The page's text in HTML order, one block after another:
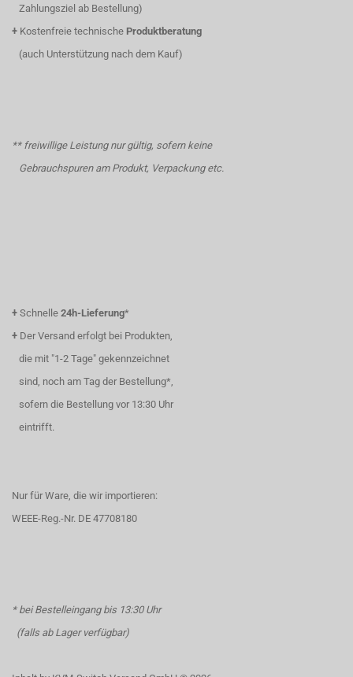
Zahlungsziel ab Bestellung)
+ Kostenfreie technische Produktberatung
(auch Unterstützung nach dem Kauf)
** freiwillige Leistung nur gültig, sofern keine
Gebrauchspuren am Produkt, Verpackung etc.
+ Schnelle 24h-Lieferung*
+ Der Versand erfolgt bei Produkten,
die mit "1-2 Tage" gekennzeichnet
sind, noch am Tag der Bestellung*,
sofern die Bestellung vor 13:30 Uhr
eintrifft.
Nur für Ware, die wir importieren:
WEEE-Reg.-Nr. DE 47708180
* bei Bestelleingang bis 13:30 Uhr
(falls ab Lager verfügbar)